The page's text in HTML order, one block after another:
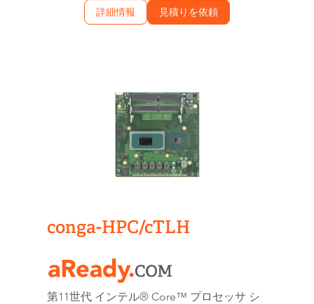
詳細情報 見積りを依頼
conga-HPC/cTLH
第11世代 インテル® Core™ プロセッサ シ